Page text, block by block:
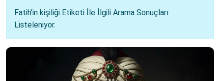
Fatih'in kişiliği Etiketi İle İlgili Arama Sonuçları
Listeleniyor.